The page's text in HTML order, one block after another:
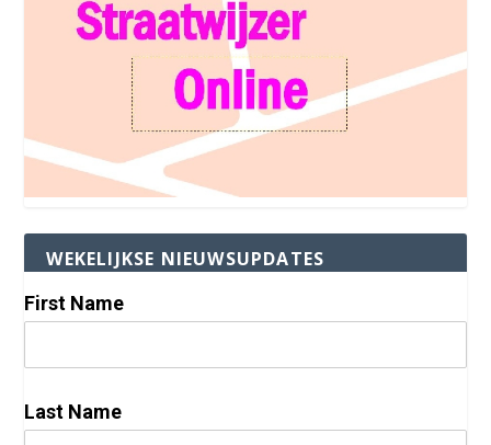
WEKELIJKSE NIEUWSUPDATES
First Name
Last Name